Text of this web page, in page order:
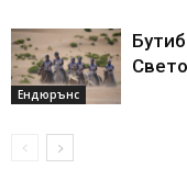
Ендюрънс